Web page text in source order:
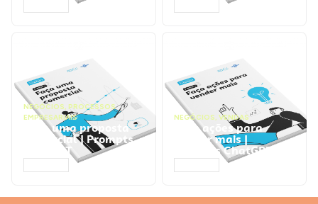
NEGÓCIOS, PROCESSOS
EMPRESARIAIS
Faça uma proposta
comercial | Prompts
ChatGPT
NEGÓCIOS, VENDAS
Faça ações para
vender mais |
Prompts ChatGPT